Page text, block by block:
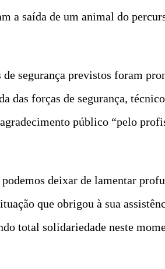
a saída de um animal do
segurança previstos foram
das forças de segurança,
público “pelo
deixar de lamentar
que obrigou à sua
total solidariedade neste